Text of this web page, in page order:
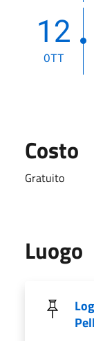
12
OTT
Costo
Gratuito
Luogo